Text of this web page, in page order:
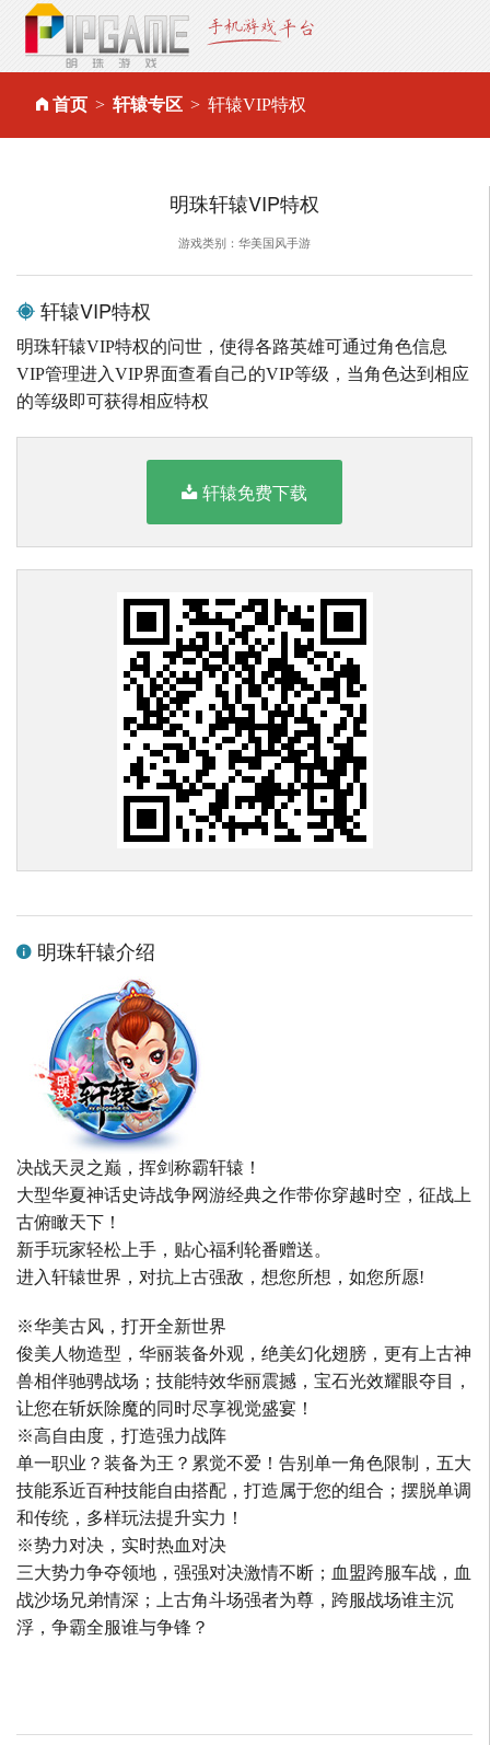
首页 轩辕专区 轩辕VIP特权
明珠轩辕VIP特权
游戏类别：华美国风手游
轩辕VIP特权
明珠轩辕VIP特权的问世，使得各路英雄可通过角色信息
VIP管理进入VIP界面查看自己的VIP等级，当角色达到相应
的等级即可获得相应特权
轩辕免费下载
明珠轩辕介绍
决战天灵之巅，挥剑称霸轩辕！
大型华夏神话史诗战争网游经典之作带你穿越时空，征战上
古俯瞰天下！
新手玩家轻松上手，贴心福利轮番赠送。
进入轩辕世界，对抗上古强敌，想您所想，如您所愿!
※华美古风，打开全新世界
俊美人物造型，华丽装备外观，绝美幻化翅膀，更有上古神
兽相伴驰骋战场；技能特效华丽震撼，宝石光效耀眼夺目，
让您在斩妖除魔的同时尽享视觉盛宴！
※高自由度，打造强力战阵
单一职业？装备为王？累觉不爱！告别单一角色限制，五大
技能系近百种技能自由搭配，打造属于您的组合；摆脱单调
和传统，多样玩法提升实力！
※势力对决，实时热血对决
三大势力争夺领地，强强对决激情不断；血盟跨服车战，血
战沙场兄弟情深；上古角斗场强者为尊，跨服战场谁主沉
浮，争霸全服谁与争锋？